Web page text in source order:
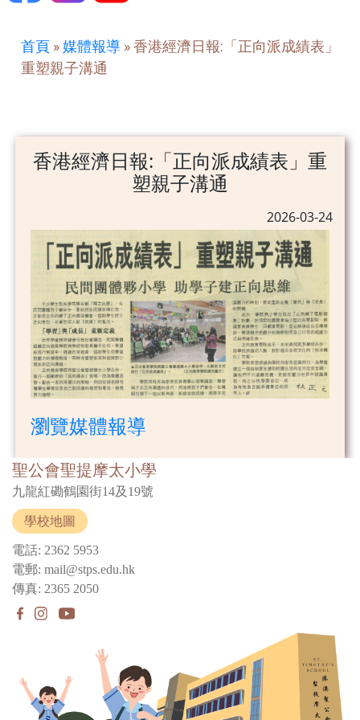
首頁 »媒體報導 »香港經濟日報:「正向派成績表」
重塑親子溝通
香港經濟日報:「正向派成績表」重
塑親子溝通
2026-03-24
瀏覽媒體報導
聖公會聖提摩太小學
九龍紅磡鶴園街14及19號
學校地圖
電話: 2362 5953
電郵: mail@stps.edu.hk
傳真: 2365 2050